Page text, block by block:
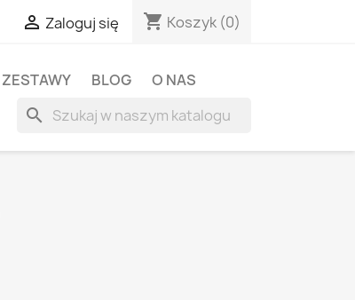
 Zaloguj się shopping_cart Koszyk (0)
ZESTAWY BLOG O NAS
search